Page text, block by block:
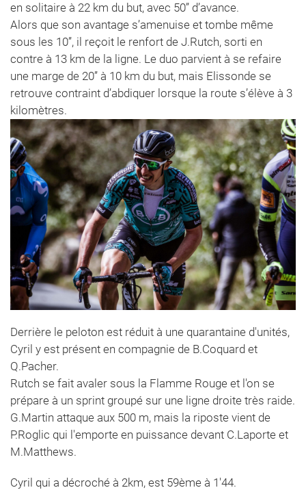
en solitaire à 22 km du but, avec 50’’ d’avance.
Alors que son avantage s’amenuise et tombe même
sous les 10’’, il reçoit le renfort de J.Rutch, sorti en
contre à 13 km de la ligne. Le duo parvient à se refaire
une marge de 20’’ à 10 km du but, mais Elissonde se
retrouve contraint d’abdiquer lorsque la route s’élève à 3
kilomètres.
Derrière le peloton est réduit à une quarantaine d'unités,
Cyril y est présent en compagnie de B.Coquard et
Q.Pacher.
Rutch se fait avaler sous la Flamme Rouge et l'on se
prépare à un sprint groupé sur une ligne droite très raide.
G.Martin attaque aux 500 m, mais la riposte vient de
P.Roglic qui l'emporte en puissance devant C.Laporte et
M.Matthews.
Cyril qui a décroché à 2km, est 59ème à 1'44.